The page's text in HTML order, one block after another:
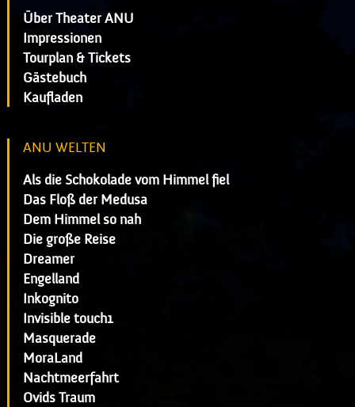
Über Theater ANU
Impressionen
Tourplan & Tickets
Gästebuch
Kaufladen
ANU WELTEN
Als die Schokolade vom Himmel fiel
Das Floß der Medusa
Dem Himmel so nah
Die große Reise
Dreamer
Engelland
Inkognito
Invisible touch1
Masquerade
MoraLand
Nachtmeerfahrt
Ovids Traum